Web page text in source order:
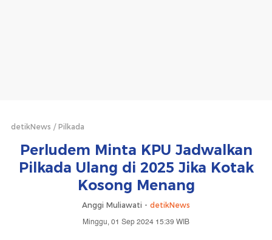
detikNews Pilkada
Perludem Minta KPU Jadwalkan
Pilkada Ulang di 2025 Jika Kotak
Kosong Menang
Anggi Muliawati - detikNews
Minggu, 01 Sep 2024 15:39 WIB